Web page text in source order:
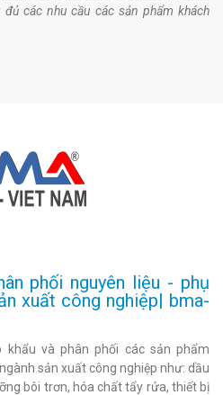
các nhu cầu các sản phẩm khách
phối nguyên liệu - phụ
xuất công nghiệp| bma-
khẩu và phân phối các sản phẩm
sản xuất công nghiệp như: dầu
bôi trơn, hóa chất tẩy rửa, thiết bị